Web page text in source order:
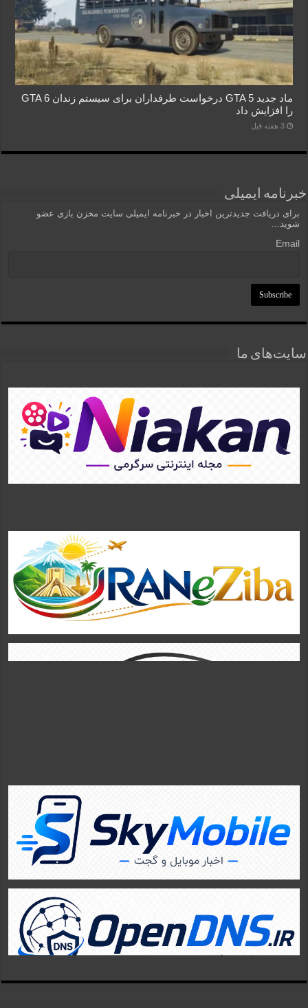
ماد جدید GTA 5 درخواست طرفداران برای سیستم زندان GTA 6
را افزایش داد
3 هفته قبل
خبرنامه ایمیلی
برای دریافت جدیدترین اخبار در خبرنامه ایمیلی سایت مخزن بازی عضو
شوید...
Email
سایت‌های ما